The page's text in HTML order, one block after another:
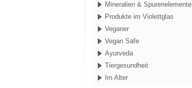
Mineralien & Spurenelemente
Produkte im Violettglas
Veganer
Vegan Safe
Ayurveda
Tiergesundheit
Im Alter